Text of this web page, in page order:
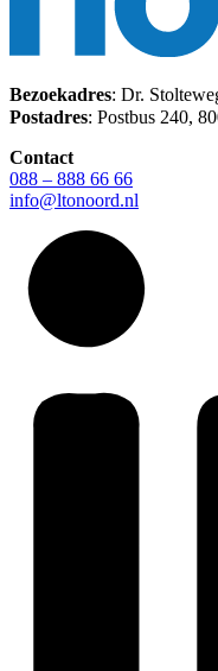
Bezoekadres: Dr.
Postadres: Postbus 240,
Contact
088 – 888 66 66
info@ltonoord.nl